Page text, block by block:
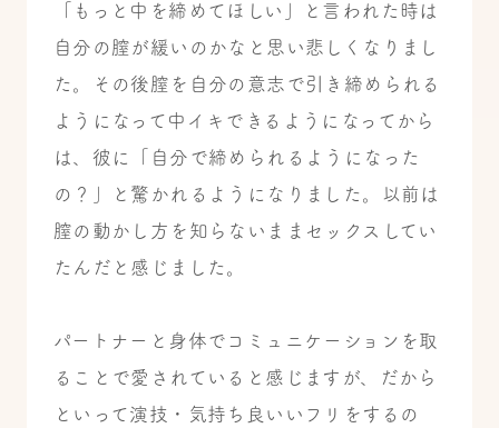
「もっと中を締めてほしい」と言われた時は
自分の膣が緩いのかなと思い悲しくなりまし
た。その後膣を自分の意志で引き締められる
ようになって中イキできるようになってから
は、彼に「自分で締められるようになった
の？」と驚かれるようになりました。以前は
膣の動かし方を知らないままセックスしてい
たんだと感じました。
パートナーと身体でコミュニケーションを取
ることで愛されていると感じますが、だから
といって演技・気持ち良いいフリをするの